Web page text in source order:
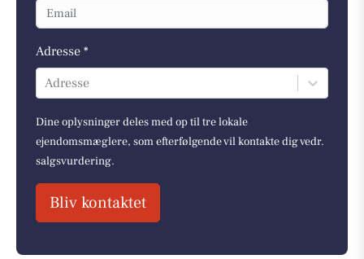
Adresse *
Adresse
Dine oplysninger deles med op til tre lokale
ejendomsmæglere, som efterfølgende vil kontakte dig vedr.
salgsvurdering.
Bliv kontaktet